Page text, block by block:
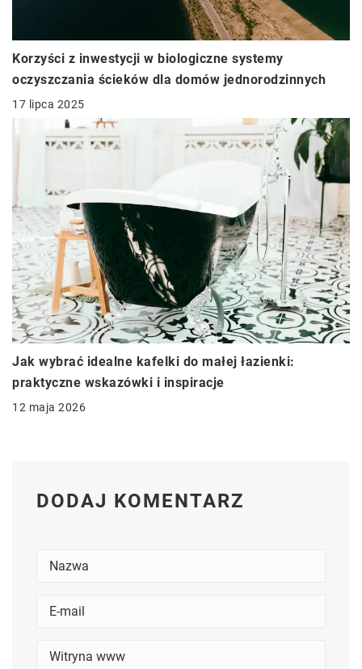
Korzyści z inwestycji w biologiczne systemy
oczyszczania ścieków dla domów jednorodzinnych
17 lipca 2025
Jak wybrać idealne kafelki do małej łazienki:
praktyczne wskazówki i inspiracje
12 maja 2026
DODAJ KOMENTARZ